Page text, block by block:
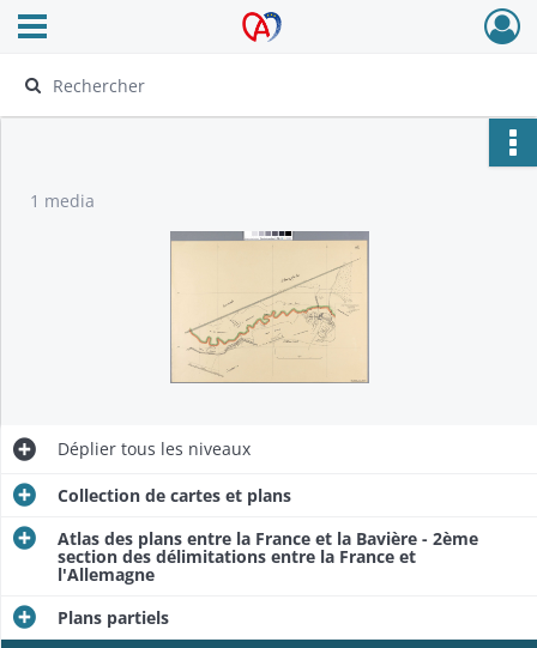
Archives Alsace - Colmar
Ouvrir le menu déroulant
1 media
Déplier tous les niveaux
Collection de cartes et plans
Atlas des plans entre la France et la Bavière - 2ème
section des délimitations entre la France et
l'Allemagne
Plans partiels